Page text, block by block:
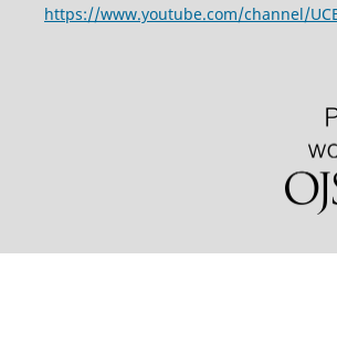
https://www.youtube.com/channel/